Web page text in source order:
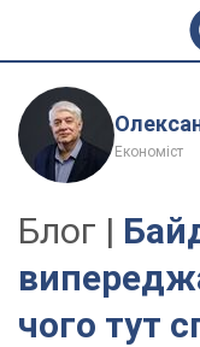
Економіст
Блог |
чого тут